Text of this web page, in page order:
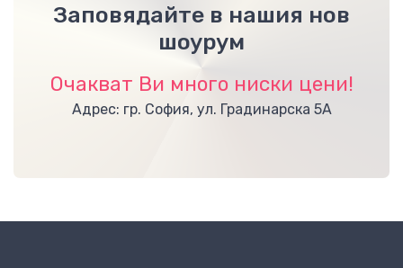
Заповядайте в нашия нов
шоурум
Очакват Ви много ниски цени!
Адрес: гр. София, ул. Градинарска 5А